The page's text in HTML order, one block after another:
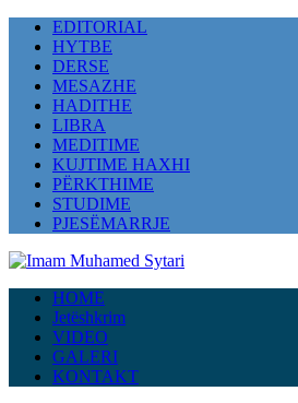
EDITORIAL
HYTBE
DERSE
MESAZHE
HADITHE
LIBRA
MEDITIME
KUJTIME HAXHI
PËRKTHIME
STUDIME
PJESËMARRJE
HOME
Jetëshkrim
VIDEO
GALERI
KONTAKT